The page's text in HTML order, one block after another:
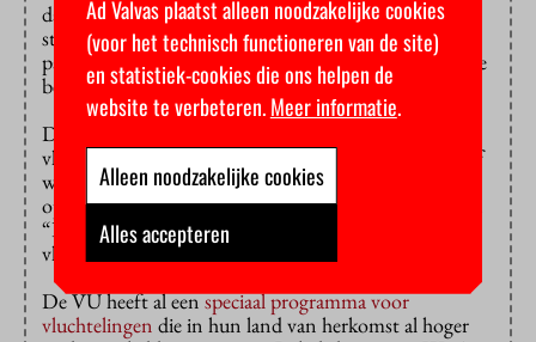
daarnaast taallessen. In het derde jaar studeren de
studenten af aan een van Kirons officiële
partneruniversiteiten. Pas dan hoeven ze collegegeld te
betalen: 1200 euro.
De bereidheid onder studenten om iets voor
vluchtelingen te doen, is groot, constateert Boot. Zelf
was ze vrijwilliger bij de groep die vluchtelingen
opvangt op het Centraal Station en ze wegwijs maakt.
“Dat is zinvol werk, maar met Kiron kunnen we
vluchtelingen helpen hier hun kansen te vergroten.”
De VU heeft al eenspeciaal programma voor
vluchtelingen die in hun land van herkomst al hoger
Ad Valvas plaatst alleen noodzakelijke cookies
(voor het technisch functioneren van de site)
en statistiek-cookies die ons helpen de
website te verbeteren.Meer informatie.
Alleen noodzakelijke cookies
Alles accepteren